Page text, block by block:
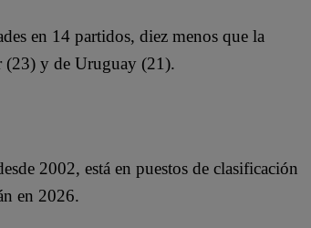
en 14 partidos, diez menos que la
(23) y de Uruguay (21).
2002, está en puestos de clasificación
en 2026.